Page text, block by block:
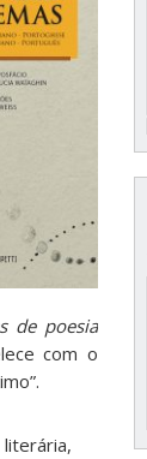
de poesia
com o